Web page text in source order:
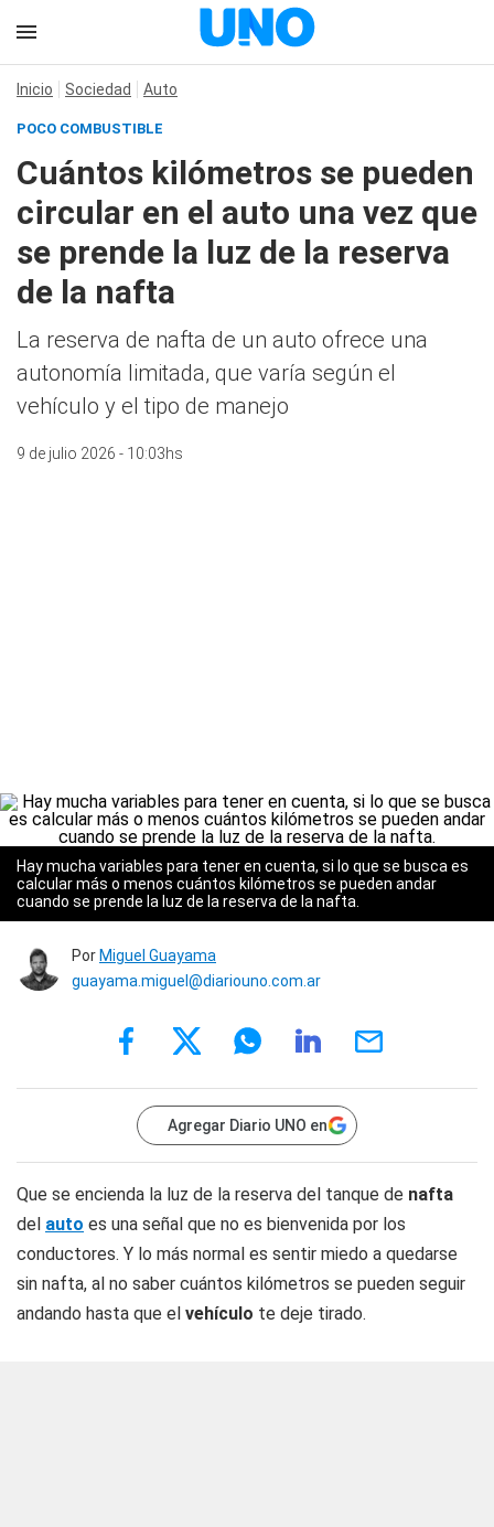
Inicio Sociedad Auto
POCO COMBUSTIBLE
Cuántos kilómetros se pueden
circular en el auto una vez que
se prende la luz de la reserva
de la nafta
La reserva de nafta de un auto ofrece una
autonomía limitada, que varía según el
vehículo y el tipo de manejo
9 de julio 2026 - 10:03hs
Hay mucha variables para tener en cuenta, si lo que se busca es
calcular más o menos cuántos kilómetros se pueden andar
cuando se prende la luz de la reserva de la nafta.
Por Miguel Guayama
guayama.miguel@diariouno.com.ar
Agregar Diario UNO en
Que se encienda la luz de la reserva del tanque de nafta
del auto es una señal que no es bienvenida por los
conductores. Y lo más normal es sentir miedo a quedarse
sin nafta, al no saber cuántos kilómetros se pueden seguir
andando hasta que el vehículo te deje tirado.